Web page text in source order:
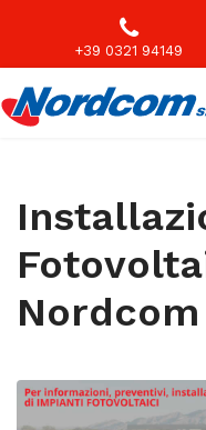
+39 0321 94149